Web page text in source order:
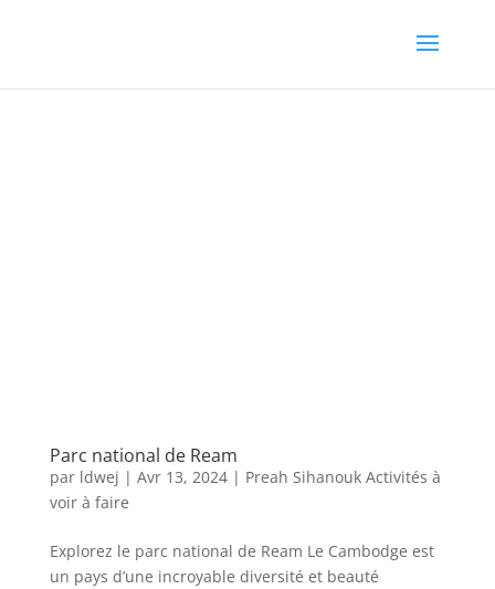
Parc national de Ream
par ldwej | Avr 13, 2024| Preah Sihanouk Activités à
voir à faire
Explorez le parc national de Ream Le Cambodge est
un pays d’une incroyable diversité et beauté